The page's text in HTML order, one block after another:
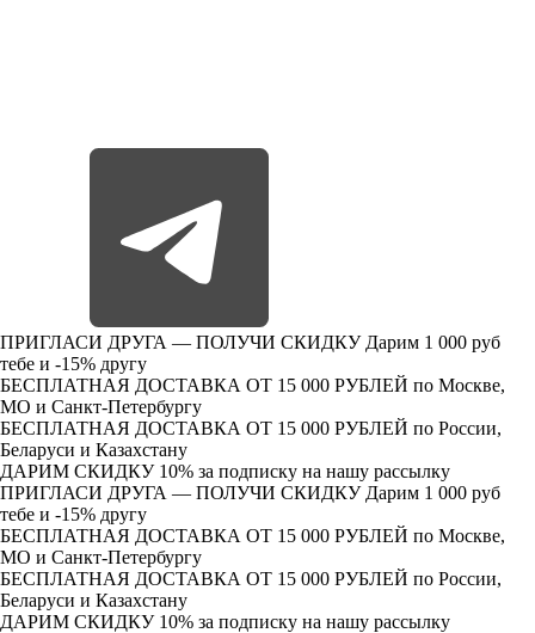
ПРИГЛАСИ ДРУГА — ПОЛУЧИ СКИДКУ Дарим 1 000 руб
тебе и -15% другу
БЕСПЛАТНАЯ ДОСТАВКА ОТ 15 000 РУБЛЕЙ по Москве,
МО и Санкт-Петербургу
БЕСПЛАТНАЯ ДОСТАВКА ОТ 15 000 РУБЛЕЙ по России,
Беларуси и Казахстану
ДАРИМ СКИДКУ 10% за подписку на нашу рассылку
ПРИГЛАСИ ДРУГА — ПОЛУЧИ СКИДКУ Дарим 1 000 руб
тебе и -15% другу
БЕСПЛАТНАЯ ДОСТАВКА ОТ 15 000 РУБЛЕЙ по Москве,
МО и Санкт-Петербургу
БЕСПЛАТНАЯ ДОСТАВКА ОТ 15 000 РУБЛЕЙ по России,
Беларуси и Казахстану
ДАРИМ СКИДКУ 10% за подписку на нашу рассылку